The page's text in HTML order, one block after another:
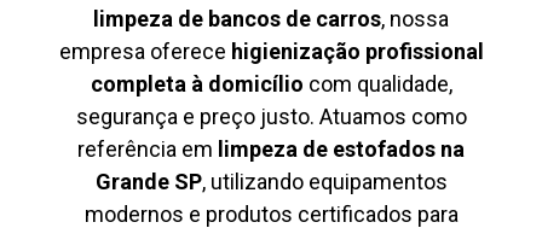
limpeza de bancos de carros, nossa
empresa oferece higienização profissional
completa à domicílio com qualidade,
segurança e preço justo. Atuamos como
referência em limpeza de estofados na
Grande SP, utilizando equipamentos
modernos e produtos certificados para